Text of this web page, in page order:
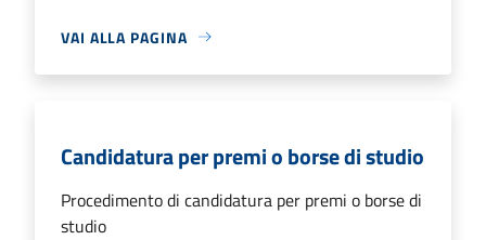
VAI ALLA PAGINA
Candidatura per premi o borse di studio
Procedimento di candidatura per premi o borse di
studio